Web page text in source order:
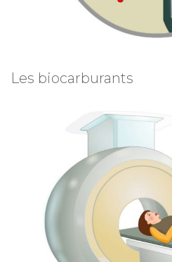
Les biocarburants